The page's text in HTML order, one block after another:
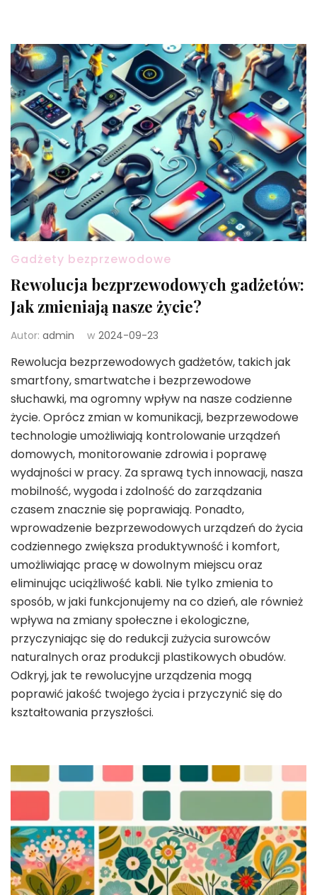
Gadżety bezprzewodowe
Rewolucja bezprzewodowych gadżetów:
Jak zmieniają nasze życie?
Autor: admin w 2024-09-23
Rewolucja bezprzewodowych gadżetów, takich jak
smartfony, smartwatche i bezprzewodowe
słuchawki, ma ogromny wpływ na nasze codzienne
życie. Oprócz zmian w komunikacji, bezprzewodowe
technologie umożliwiają kontrolowanie urządzeń
domowych, monitorowanie zdrowia i poprawę
wydajności w pracy. Za sprawą tych innowacji, nasza
mobilność, wygoda i zdolność do zarządzania
czasem znacznie się poprawiają. Ponadto,
wprowadzenie bezprzewodowych urządzeń do życia
codziennego zwiększa produktywność i komfort,
umożliwiając pracę w dowolnym miejscu oraz
eliminując uciążliwość kabli. Nie tylko zmienia to
sposób, w jaki funkcjonujemy na co dzień, ale również
wpływa na zmiany społeczne i ekologiczne,
przyczyniając się do redukcji zużycia surowców
naturalnych oraz produkcji plastikowych obudów.
Odkryj, jak te rewolucyjne urządzenia mogą
poprawić jakość twojego życia i przyczynić się do
kształtowania przyszłości.